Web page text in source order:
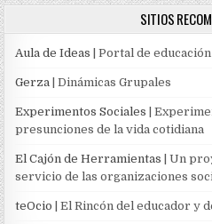
SITIOS
Aula de Ideas | Portal de
Gerza | Dinámicas Grupales
Experimentos Sociales |
presunciones de la vida cotidiana
El Cajón de Herramientas | Un
servicio de las organizaciones
teOcio | El Rincón del educador y